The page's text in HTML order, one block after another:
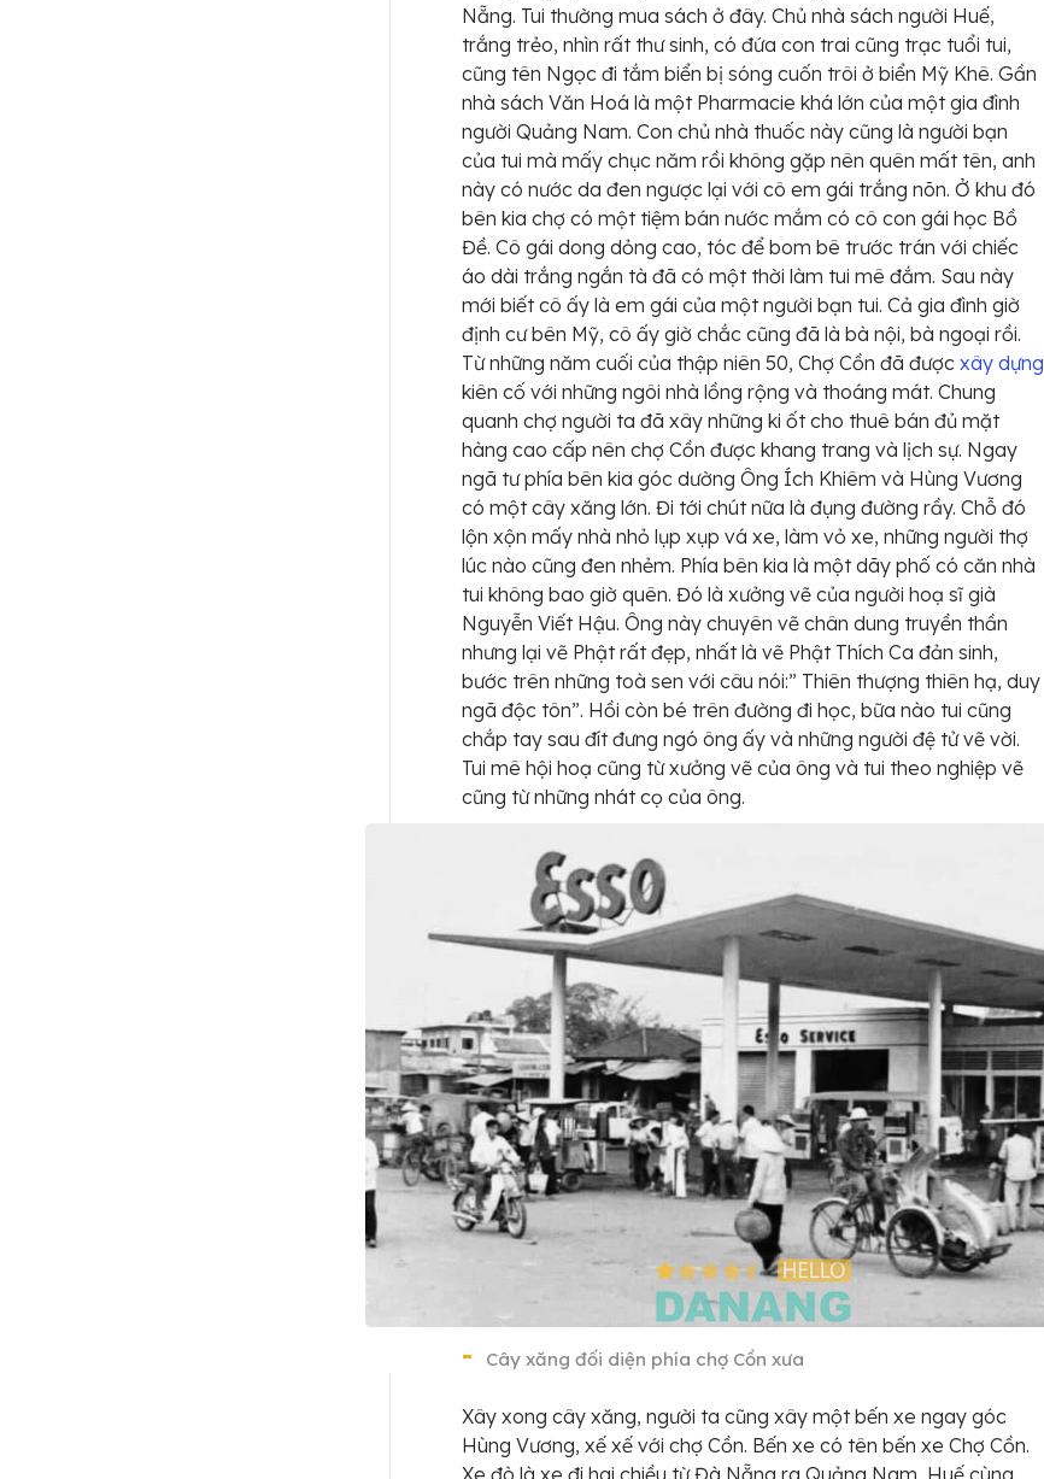
Nẵng. Tui thường mua sách ở đây. Chủ nhà sách người Huế,
trắng trẻo, nhìn rất thư sinh, có đứa con trai cũng trạc tuổi tui,
cũng tên Ngọc đi tắm biển bị sóng cuốn trôi ở biển Mỹ Khê. Gần
nhà sách Văn Hoá là một Pharmacie khá lớn của một gia đình
người Quảng Nam. Con chủ nhà thuốc này cũng là người bạn
của tui mà mấy chục năm rồi không gặp nên quên mất tên, anh
này có nước da đen ngược lại với cô em gái trắng nõn. Ở khu đó
bên kia chợ có một tiệm bán nước mắm có cô con gái học Bồ
Đề. Cô gái dong dỏng cao, tóc để bom bê trước trán với chiếc
áo dài trắng ngắn tà đã có một thời làm tui mê đắm. Sau này
mới biết cô ấy là em gái của một người bạn tui. Cả gia đình giờ
định cư bên Mỹ, cô ấy giờ chắc cũng đã là bà nội, bà ngoại rồi.
Từ những năm cuối của thập niên 50, Chợ Cồn đã đượcxây dựng
kiên cố với những ngôi nhà lồng rộng và thoáng mát. Chung
quanh chợ người ta đã xây những ki ốt cho thuê bán đủ mặt
hàng cao cấp nên chợ Cồn được khang trang và lịch sự. Ngay
ngã tư phía bên kia góc dường Ông Ích Khiêm và Hùng Vương
có một cây xăng lớn. Đi tới chút nữa là đụng đường rầy. Chỗ đó
lộn xộn mấy nhà nhỏ lụp xụp vá xe, làm vỏ xe, những người thợ
lúc nào cũng đen nhẻm. Phía bên kia là một dãy phố có căn nhà
tui không bao giờ quên. Đó là xưởng vẽ của người hoạ sĩ già
Nguyễn Viết Hậu. Ông này chuyên vẽ chân dung truyền thần
nhưng lại vẽ Phật rất đẹp, nhất là vẽ Phật Thích Ca đản sinh,
bước trên những toà sen với câu nói:” Thiên thượng thiên hạ, duy
ngã độc tôn”. Hồi còn bé trên đường đi học, bữa nào tui cũng
chắp tay sau đít đưng ngó ông ấy và những người đệ tử vẽ vời.
Tui mê hội hoạ cũng từ xưởng vẽ của ông và tui theo nghiệp vẽ
cũng từ những nhát cọ của ông.
Cây xăng đối diện phía chợ Cồn xưa
Xây xong cây xăng, người ta cũng xây một bến xe ngay góc
Hùng Vương, xế xế với chợ Cồn. Bến xe có tên bến xe Chợ Cồn.
Xe đò là xe đi hai chiều từ Đà Nẵng ra Quảng Nam, Huế cùng